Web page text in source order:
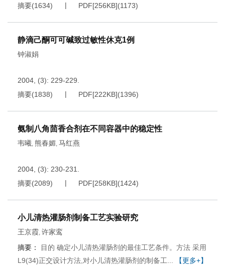
摘要(1634) PDF[256KB](1173)
静滴己酮可可碱致过敏性休克1例
钟淑娟
2004, (3): 229-229.
摘要(1838) PDF[222KB](1396)
氨制八角茴香合剂在不同容器中的稳定性
韦曦, 熊春媚, 马红燕
2004, (3): 230-231.
摘要(2089) PDF[258KB](1424)
小儿清热灌肠剂制备工艺实验研究
王京霞, 许家鸾
摘要：
目的 确定小儿清热灌肠剂的最佳工艺条件。方法 采用
L9(34)正交设计方法,对小儿清热灌肠剂的制备工...
【更多+】